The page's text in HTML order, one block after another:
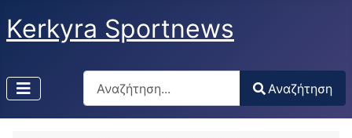
Kerkyra Sportnews
Αναζήτηση
Type 2 or more characters for results.
Αναζήτηση